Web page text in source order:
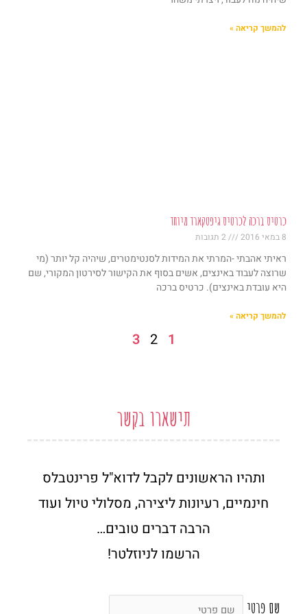
להמשך קריאה »
כרטיס ברכה לכרטיס גיפטקארד מיוחד
8 במאי 2016
ראיתי אהבתי -המרתי את המידות לסנטימטרים, שיהיה קל יותר (מי
שרוצה לעבוד באינצים, אשים בסוף את הקישור לסירטון המקורי, שם
היא עובדת באינצים). כרטיס ברכה
להמשך קריאה »
1
2
3
תישארו בקשר
ותהיו הראשונים לקבל לדוא"ל פרינטבלס
חינמיים, רעיונות ליצירה, מסלולי טיול ועוד
הרבה דברים טובים…
הרשמו לניוזלטר!
שם פרטי